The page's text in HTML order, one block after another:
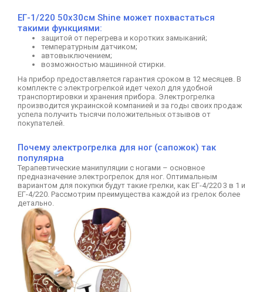
ЕГ-1/220 50x30см Shine может похвастаться
такими функциями:
защитой от перегрева и коротких замыканий;
температурным датчиком;
автовыключением;
возможностью машинной стирки.
На прибор предоставляется гарантия сроком в 12 месяцев. В
комплекте с электрогрелкой идет чехол для удобной
транспортировки и хранения прибора. Электрогрелка
производится украинской компанией и за годы своих продаж
успела получить тысячи положительных отзывов от
покупателей.
Почему электрогрелка для ног (сапожок) так
популярна
Терапевтические манипуляции с ногами – основное
предназначение электрогрелок для ног. Оптимальным
вариантом для покупки будут такие грелки, как ЕГ-4/220 3 в 1 и
ЕГ-4/220. Рассмотрим преимущества каждой из грелок более
детально.